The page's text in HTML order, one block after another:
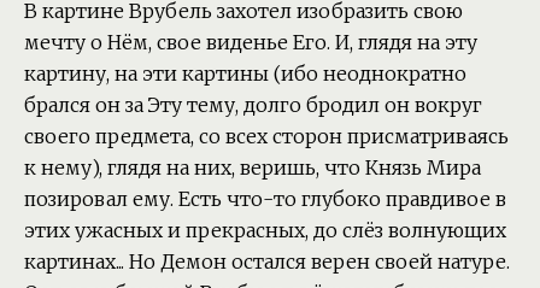
В картине Врубель захотел изобразить свою
мечту о Нём, свое виденье Его. И, глядя на эту
картину, на эти картины (ибо неоднократно
брался он за Эту тему, долго бродил он вокруг
своего предмета, со всех сторон присматриваясь
к нему), глядя на них, веришь, что Князь Мира
позировал ему. Есть что-то глубоко правдивое в
этих ужасных и прекрасных, до слёз волнующих
картинах... Но Демон остался верен своей натуре.